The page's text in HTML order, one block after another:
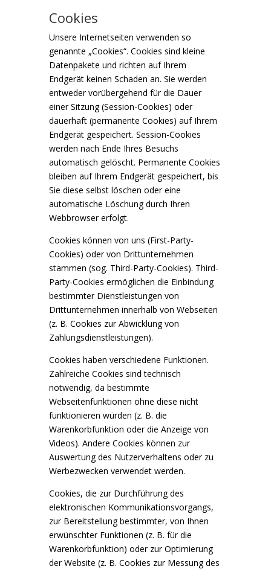
Cookies
Unsere Internetseiten verwenden so
genannte „Cookies“. Cookies sind kleine
Datenpakete und richten auf Ihrem
Endgerät keinen Schaden an. Sie werden
entweder vorübergehend für die Dauer
einer Sitzung (Session-Cookies) oder
dauerhaft (permanente Cookies) auf Ihrem
Endgerät gespeichert. Session-Cookies
werden nach Ende Ihres Besuchs
automatisch gelöscht. Permanente Cookies
bleiben auf Ihrem Endgerät gespeichert, bis
Sie diese selbst löschen oder eine
automatische Löschung durch Ihren
Webbrowser erfolgt.
Cookies können von uns (First-Party-
Cookies) oder von Drittunternehmen
stammen (sog. Third-Party-Cookies). Third-
Party-Cookies ermöglichen die Einbindung
bestimmter Dienstleistungen von
Drittunternehmen innerhalb von Webseiten
(z. B. Cookies zur Abwicklung von
Zahlungsdienstleistungen).
Cookies haben verschiedene Funktionen.
Zahlreiche Cookies sind technisch
notwendig, da bestimmte
Webseitenfunktionen ohne diese nicht
funktionieren würden (z. B. die
Warenkorbfunktion oder die Anzeige von
Videos). Andere Cookies können zur
Auswertung des Nutzerverhaltens oder zu
Werbezwecken verwendet werden.
Cookies, die zur Durchführung des
elektronischen Kommunikationsvorgangs,
zur Bereitstellung bestimmter, von Ihnen
erwünschter Funktionen (z. B. für die
Warenkorbfunktion) oder zur Optimierung
der Website (z. B. Cookies zur Messung des